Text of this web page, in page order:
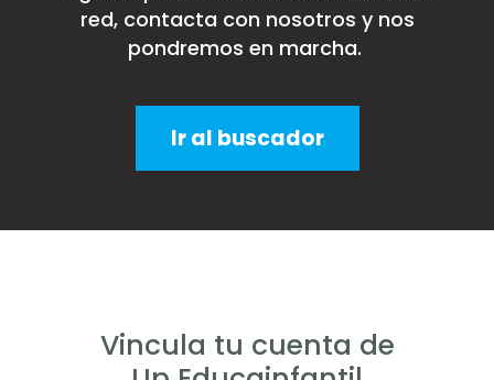
red, contacta con nosotros y nos
pondremos en marcha.
Ir al buscador
Vincula tu cuenta de